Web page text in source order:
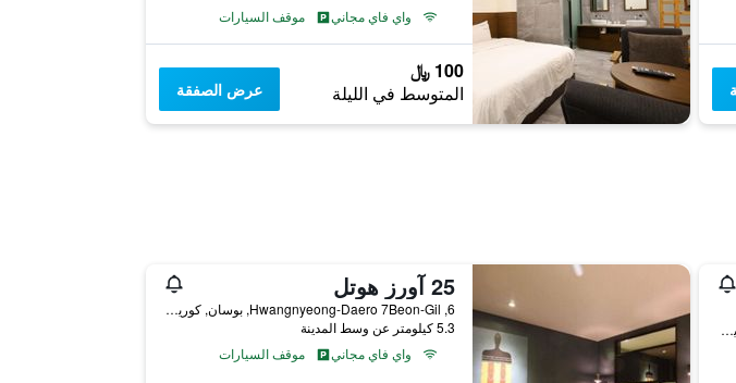
واي فاي مجاني
موقف السيارات
100 ﷼
المتوسط في الليلة عرض الصفقة
36, Nakdong-Daero 1048Beon-Gil, بوسان, كوريا الجنوبية
25 آورز هوتل
6, Hwangnyeong-Daero 7Beon-Gil, بوسان, كوريا الجنوبية
5.3 كيلومتر عن وسط المدينة
واي فاي مجاني
موقف السيارات